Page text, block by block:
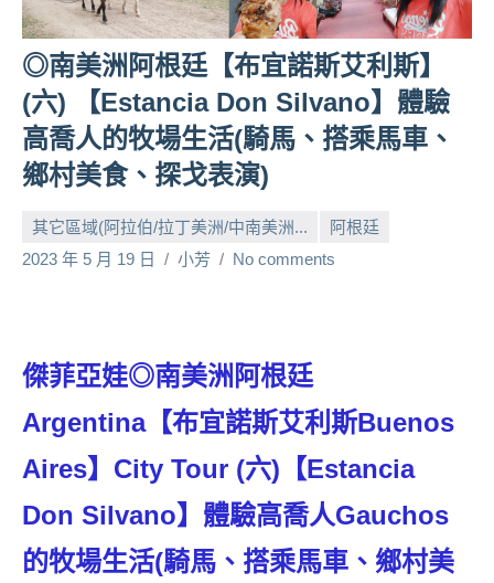
題
旅
遊、
達
人
帶
路、
遊
節
金
號
節
班
外
◎南美洲阿根廷【布宜諾斯艾利斯】
(六) 【Estancia Don Silvano】體驗
高喬人的牧場生活(騎馬、搭乘馬車、
鄉村美食、探戈表演)
其它區域(阿拉伯/拉丁美洲/中南美洲...
阿根廷
2023 年 5 月 19 日
小芳 No comments
傑菲亞娃◎南美洲阿根廷
Argentina【布宜諾斯艾利斯Buenos
Aires】City Tour (六)【Estancia
Don Silvano】體驗高喬人Gauchos
的牧場生活(騎馬、搭乘馬車、鄉村美